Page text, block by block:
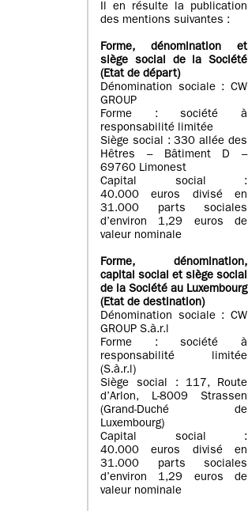
Il en résulte la publication
des mentions suivantes :
Forme, dénomination et
siège social de la Société
(Etatde départ)
Dénomination sociale : CW
GROUP
Forme : société à
responsabilité limitée
Siège social : 330 allée des
Hêtres – Bâtiment D –
69760 Limonest
Capital social :
40.000 euros divisé en
31.000 parts sociales
d’environ 1,29 euros de
valeur nominale
Forme, dénomination,
capital social et siège social
de la Société au Luxembourg
(Etat de destination)
Dénomination sociale : CW
GROUP S.à.r.l
Forme : société à
responsabilité limitée
(S.à.r.l)
Siège social : 117, Route
d’Arlon, L-8009 Strassen
(Grand-Duché de
Luxembourg)
Capital social :
40.000 euros divisé en
31.000 parts sociales
d’environ 1,29 euros de
valeur nominale